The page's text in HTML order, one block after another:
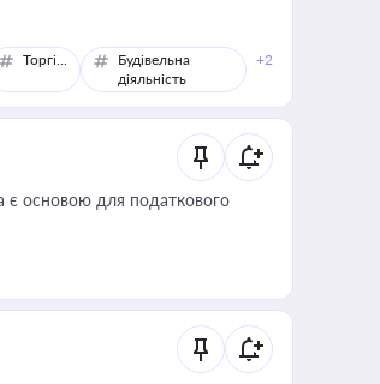
Торгівля
Будівельна
діяльність
+2
є основою для податкового